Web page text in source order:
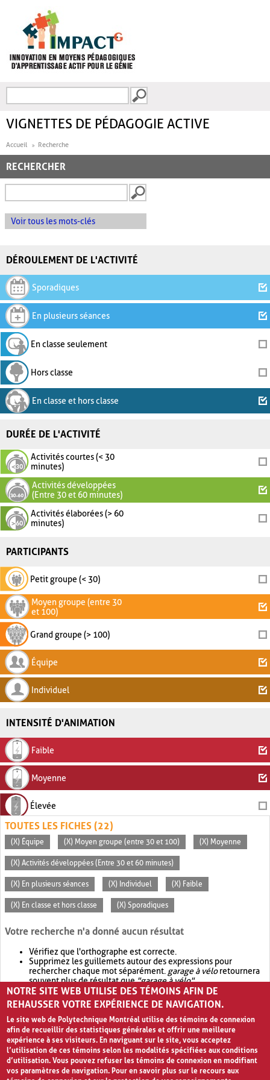
FORMULAIRE DE
VIGNETTES DE PÉDAGOGIE ACTIVE
Accueil Recherche
RECHERCHER
Voir tous les mots-clés
DÉROULEMENT DE L'ACTIVITÉ
Sporadiques
En plusieurs séances
En classe seulement
Hors classe
En classe et hors classe
DURÉE DE L'ACTIVITÉ
Activités courtes (< 30
minutes)
Activités développées
(Entre 30 et 60 minutes)
Activités élaborées (> 60
minutes)
PARTICIPANTS
Petit groupe (< 30)
Moyen groupe (entre 30
et 100)
Grand groupe (> 100)
Équipe
Individuel
INTENSITÉ D'ANIMATION
Faible
Moyenne
Élevée
TOUTES LES FICHES (22)
(X) Équipe (X) Moyen groupe (entre 30 et 100) (X) Moyenne
(X) Activités développées (Entre 30 et 60 minutes)
(X) En plusieurs séances (X) Individuel (X) Faible
(X) En classe et hors classe (X) Sporadiques
Votre recherche n'a donné aucun résultat
Vérifiez que l'orthographe est correcte.
Supprimez les guillemets autour des expressions pour
rechercher chaque mot séparément. garage à véloretournera
souvent plus de résultat que"garage à vélo".
Envisagez d'élargir votre recherche avec OR.garage OR vélo
retournera souvent plus de résultat quegarage à vélo
NOTRE SITE WEB UTILISE DES TÉMOINS AFIN DE
REHAUSSER VOTRE EXPÉRIENCE DE NAVIGATION.
Le site web de Polytechnique Montréal utilise des témoins de connexion
afin de recueillir des statistiques générales et offrir une meilleure
expérience à ses visiteurs. En naviguant sur le site, vous acceptez
l’utilisation de ces témoins selon les modalités spécifiées aux conditions
d’utilisation. Vous pouvez refuser les témoins de connexion en modifiant
vos paramètres de navigation. Pour en savoir plus sur le recours aux